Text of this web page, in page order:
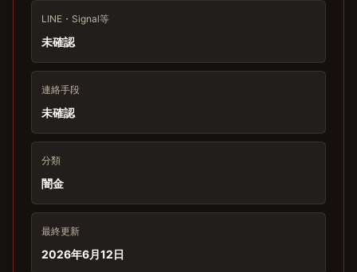
LINE・Signal等
未確認
連絡手段
未確認
分類
闇金
最終更新
2026年6月12日